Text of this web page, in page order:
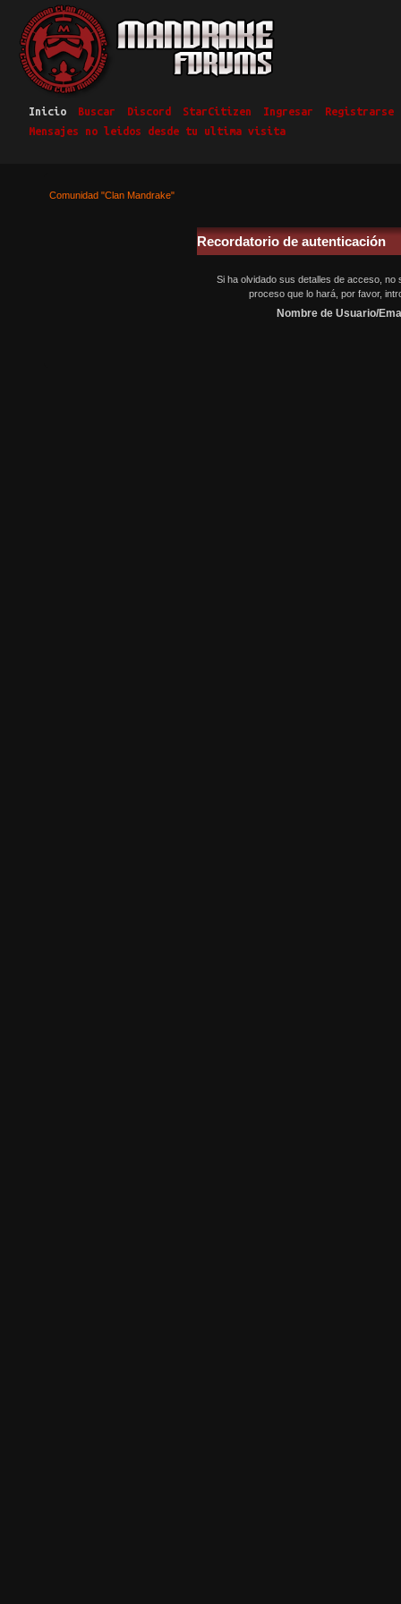
Inicio Buscar Discord StarCitizen Ingresar
Registrarse
Mensajes no leidos desde tu ultima visita
Comunidad "Clan Mandrake"
Recordatorio de autenticación
Si ha olvidado sus detalles de acceso,
proceso que lo hará, por favor,
Nombre de Usuario/